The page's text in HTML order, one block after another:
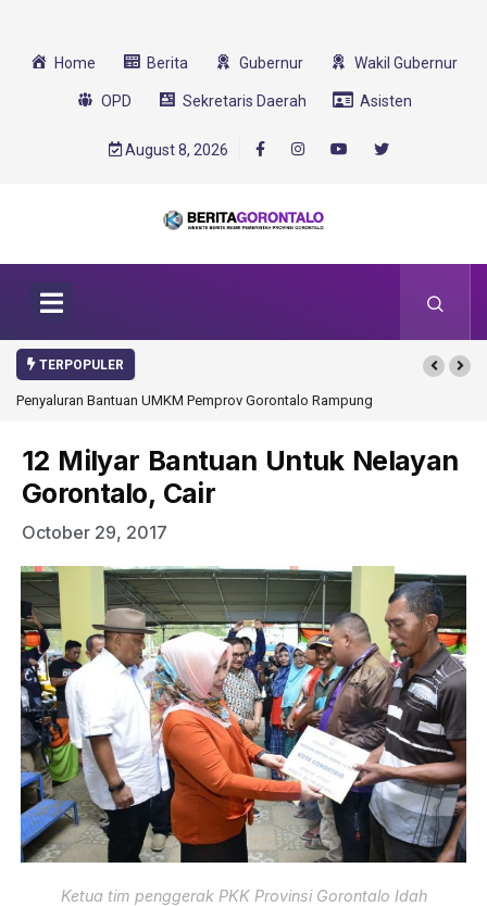
Home Berita Gubernur Wakil Gubernur
OPD Sekretaris Daerah Asisten
August 8, 2026
TERPOPULER
RampungGorontalo Ikut Dukung Program SMA Unggul Garuda
12 Milyar Bantuan Untuk Nelayan
Gorontalo, Cair
October 29, 2017
Ketua tim penggerak PKK Provinsi Gorontalo Idah